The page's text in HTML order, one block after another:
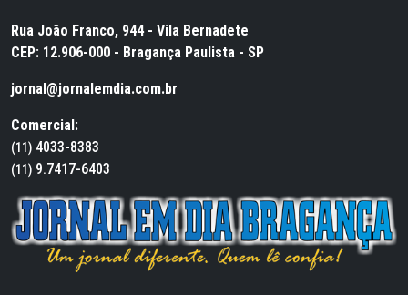
Rua João Franco, 944 - Vila Bernadete
CEP: 12.906-000 - Bragança Paulista - SP
jornal@jornalemdia.com.br
Comercial:
(11) 4033-8383
(11) 9.7417-6403